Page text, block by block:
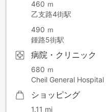
460 ｍ
乙支路4街駅
490 ｍ
鍾路5街駅
病院・クリニック
680 ｍ
Cheil General Hospital
ショッピング
1.11 mi